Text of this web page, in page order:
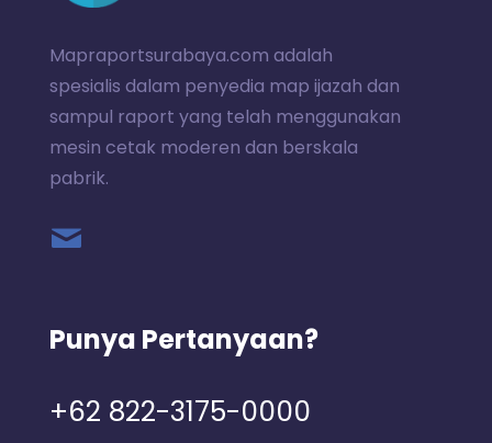
Mapraportsurabaya.com adalah
spesialis dalam penyedia map ijazah dan
sampul raport yang telah menggunakan
mesin cetak moderen dan berskala
pabrik.
Punya Pertanyaan?
+62 822-3175-0000